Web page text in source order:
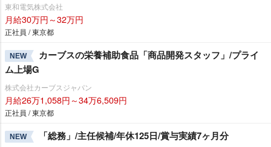
東和電気株式会社
月給30万円～32万円
正社員 / 東京都
NEW
カーブスの栄養補助食品「商品開発スタッフ」/プライ
ム上場G
株式会社カーブスジャパン
月給26万1,058円～34万6,509円
正社員 / 東京都
NEW 「総務」/主任候補/年休125日/賞与実績7ヶ月分